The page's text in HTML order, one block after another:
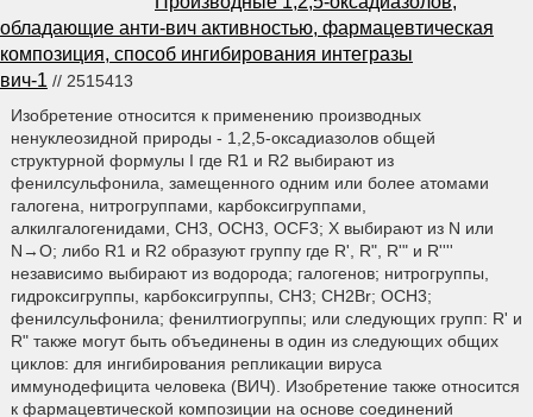
обладающие анти-вич активностью, фармацевтическая
композиция, способ ингибирования интегразы
вич-1 // 2515413
Изобретение относится к применению производных
ненуклеозидной природы - 1,2,5-оксадиазолов общей
структурной формулы I где R1 и R2 выбирают из
фенилсульфонила, замещенного одним или более атомами
галогена, нитрогруппами, карбоксигруппами,
алкилгалогенидами, СН3, ОСН3, OCF3; Х выбирают из N или
N→O; либо R1 и R2 образуют группу где R', R", R'" и R''''
независимо выбирают из водорода; галогенов; нитрогруппы,
гидроксигруппы, карбоксигруппы, СН3; СН2Вr; ОСН3;
фенилсульфонила; фенилтиогруппы; или следующих групп: R' и
R" также могут быть объединены в один из следующих общих
циклов: для ингибирования репликации вируса
иммунодефицита человека (ВИЧ). Изобретение также относится
к фармацевтической композиции на основе соединений